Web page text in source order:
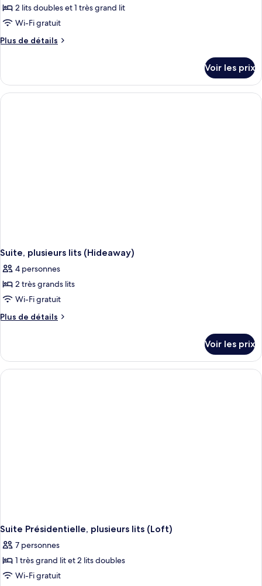
2 lits doubles et 1 très grand lit
Wi-Fi gratuit
Plus de détails
Plus
le
type
de
Voir les prix
Suite, plusieurs lits (Hideaway)
4 personnes
2 très grands lits
Wi-Fi gratuit
Plus de détails
Plus
le
type
de
Voir les prix
Suite Présidentielle, plusieurs lits (Loft)
7 personnes
1 très grand lit et 2 lits doubles
Wi-Fi gratuit